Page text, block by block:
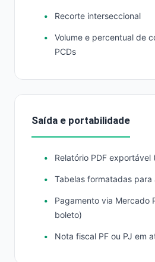
Recorte interseccional
Volume e percentual de
PCDs
Saída e portabilidade
Relatório PDF exportável
Tabelas formatadas
Pagamento via Mercado
boleto)
Nota fiscal PF ou PJ em